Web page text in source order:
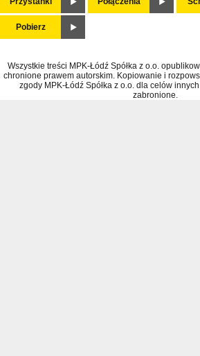
Pobierz
Wszystkie treści MPK-Łódź Spółka z o.o.
chronione prawem autorskim. Kopiowanie i
zgody MPK-Łódź Spółka z o.o. dla celów
zabronione.